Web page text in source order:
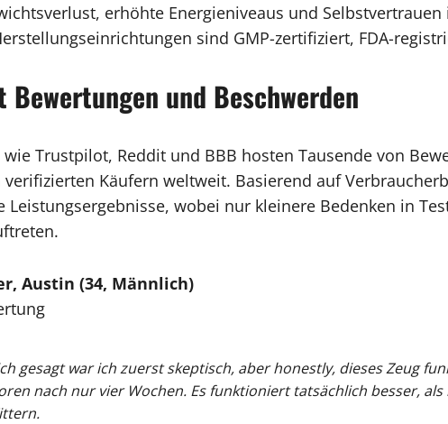
erhöhte Energieniveaus und
sind GMP-zertifiziert, FDA-
Bewertungen und Beschwerden
Trustpilot, Reddit und BBB hosten Tausende von
verifizierten Käufern weltweit. Basierend auf
Leistungsergebnisse, wobei nur kleinere Bedenken in
Austin (34, Männlich)
gesagt war ich zuerst skeptisch, aber honestly, dieses Zeug
nach nur vier Wochen. Es funktioniert tatsächlich besser,